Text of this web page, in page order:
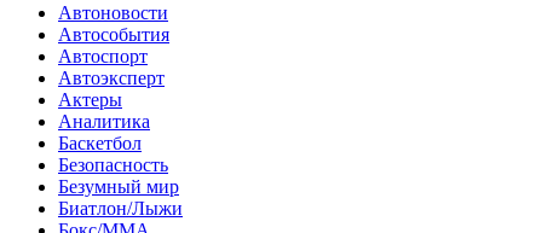
Автоновости
Автособытия
Автоспорт
Автоэксперт
Актеры
Аналитика
Баскетбол
Безопасность
Безумный мир
Биатлон/Лыжи